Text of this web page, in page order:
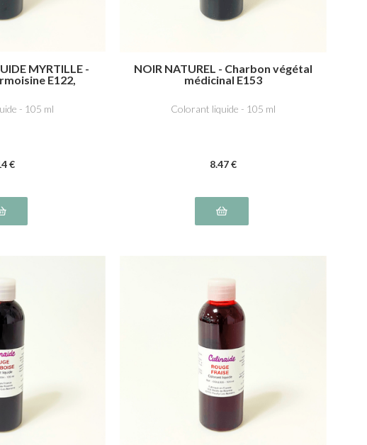
MYRTILLE -
E122,
- 105 ml
€
NOIR NATUREL - Charbon végétal
médicinal E153
Colorant liquide - 105 ml
8.47€